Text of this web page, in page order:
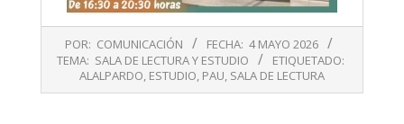
05-
POR: COMUNICACIÓN FECHA: 4 MAYO 2026
TEMA: SALA DE LECTURA Y ESTUDIO
ETIQUETADO:
ALALPARDO, ESTUDIO, PAU, SALA DE LECTURA